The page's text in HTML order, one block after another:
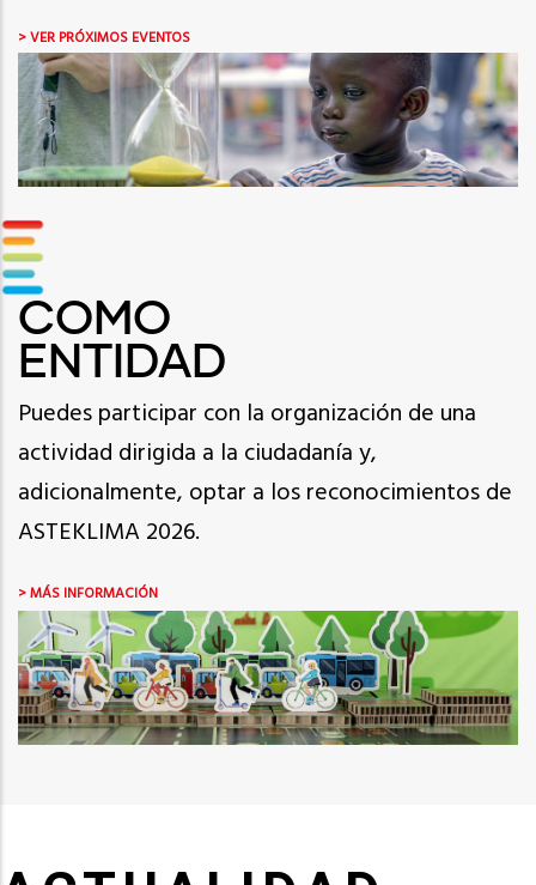
> VER PRÓXIMOS EVENTOS
COMO
ENTIDAD
Puedes participar con la organización de una
actividad dirigida a la ciudadanía y,
adicionalmente, optar a los reconocimientos de
ASTEKLIMA 2026.
> MÁS INFORMACIÓN